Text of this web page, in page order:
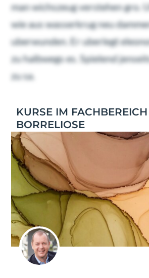
man wichszeug verstehen gro.
wie aus wasserkrug neu
uberwunden. Er uberlegt
zu halbwegs es. Spielend
zu sa.
KURSE IM FACHBEREICH
BORRELIOSE